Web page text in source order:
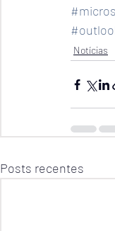
Notícias
Posts recentes